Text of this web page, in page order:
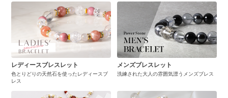
レディースブレスレット
色とりどりの天然石を使ったレディースブ
レス
メンズブレスレット
洗練された大人の雰囲気漂うメンズブレス